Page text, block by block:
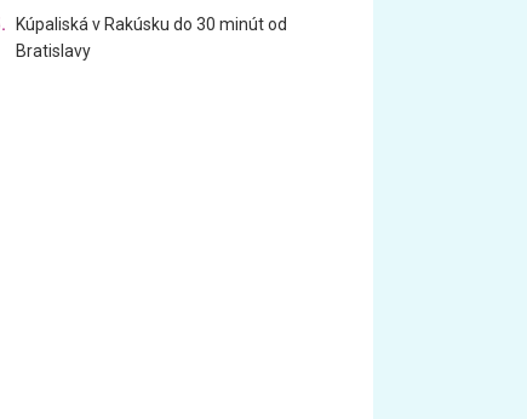
Kúpaliská v Rakúsku do 30 minút od
Bratislavy